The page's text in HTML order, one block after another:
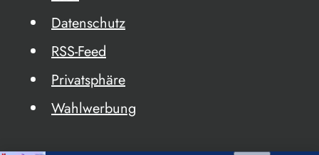
Datenschutz
RSS-Feed
Privatsphäre
Wahlwerbung